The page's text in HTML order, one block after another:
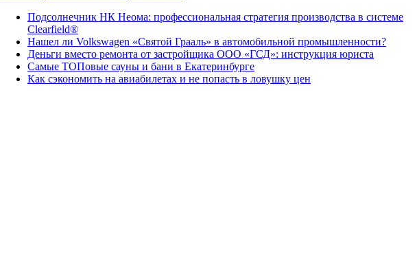
Подсолнечник НК Неома: профессиональная стратегия производства в системе
Clearfield®
Нашел ли Volkswagen «Святой Грааль» в автомобильной промышленности?
Деньги вместо ремонта от застройщика ООО «ГСД»: инструкция юриста
Самые ТОПовые сауны и бани в Екатеринбурге
Как сэкономить на авиабилетах и не попасть в ловушку цен